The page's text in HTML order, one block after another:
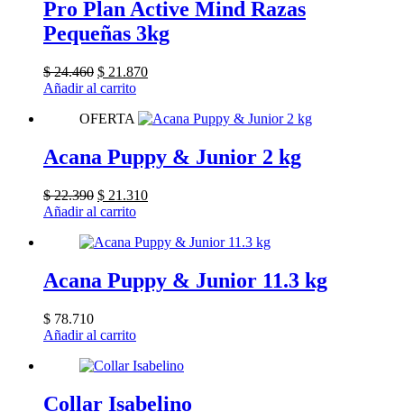
Pro Plan Active Mind Razas
Pequeñas 3kg
$24.460 El
precio
era:
$ 21.870El
es:
Añadir al carrito
OFERTA
Acana Puppy & Junior 2 kg
$22.390 El
precio
era:
$ 21.310El
es:
Añadir al carrito
Acana Puppy & Junior 11.3 kg
$ 78.710
Añadir al carrito
Collar Isabelino